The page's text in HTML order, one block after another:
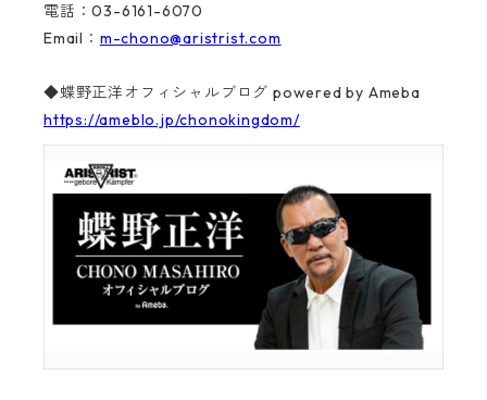
電話：03-6161-6070
Email： m-chono@aristrist.com
◆蝶野正洋オフィシャルブログ powered by Ameba
https://ameblo.jp/chonokingdom/